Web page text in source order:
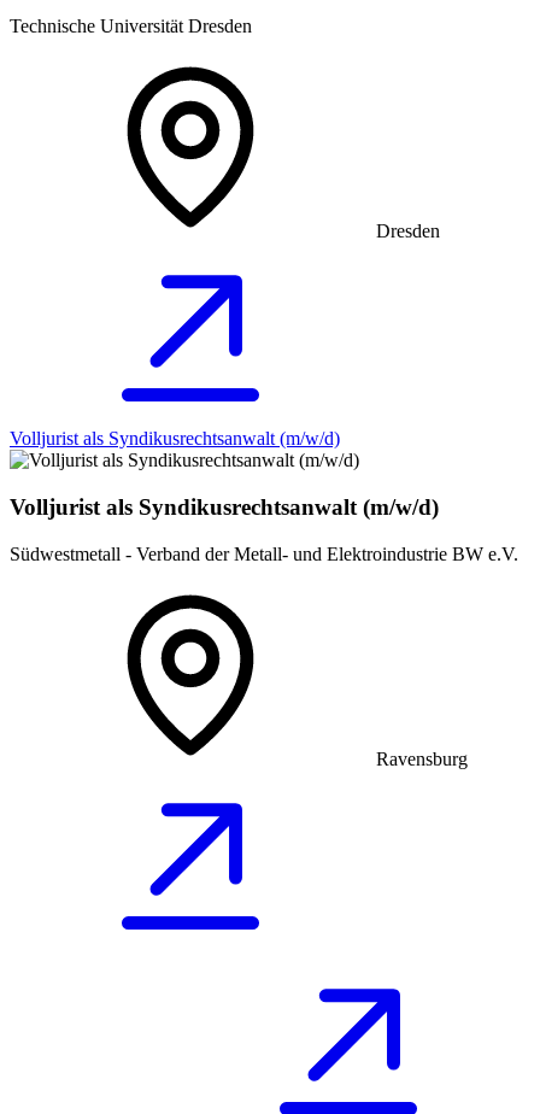
Technische Universität Dresden
Dresden
Volljurist als Syndikusrechtsanwalt (m/w/d)
Volljurist als Syndikusrechtsanwalt (m/w/d)
Südwestmetall - Verband der Metall- und Elektroindustrie BW e.V.
Ravensburg